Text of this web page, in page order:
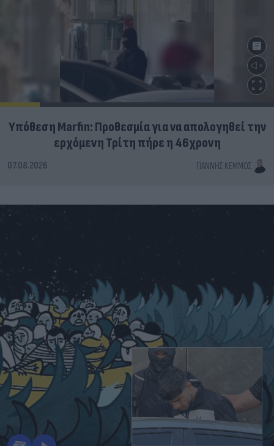
Υπόθεση Marfin: Προθεσμία για να απολογηθεί την
ερχόμενη Τρίτη πήρε η 46χρονη
07.08.2026 ΓΙΆΝΝΗΣ ΚΈΜΜΟΣ